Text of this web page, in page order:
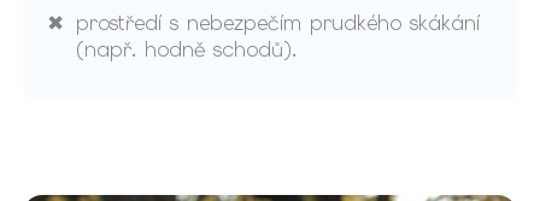
prostředí s nebezpečím prudkého skákání
(např. hodně schodů).